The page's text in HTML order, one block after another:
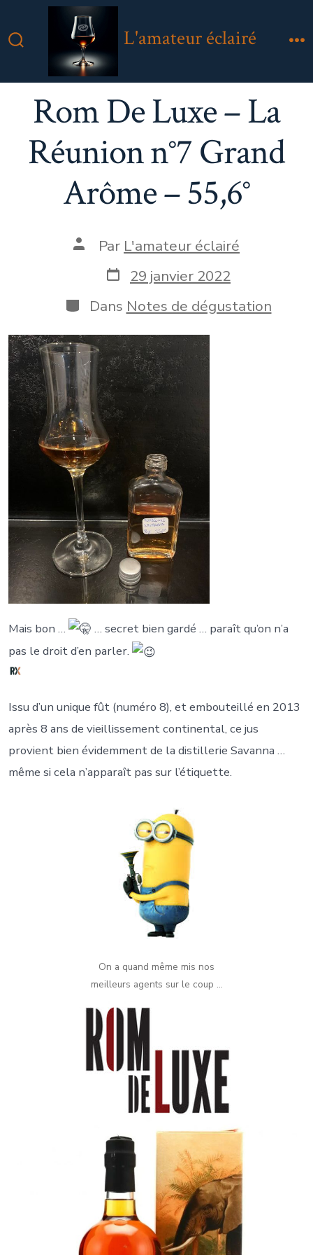
au
Bascule
Rechercher
L'amateur éclairé
Rom De Luxe – La
Réunion n°7 Grand
Arôme – 55,6°
Auteur
publication
Par L'amateur éclairé
Date
de
publication
29 janvier 2022
Catégories
Dans Notes de dégustation
Mais bon …
… secret bien gardé … paraît qu’on n’a
pas le droit d’en parler.
Issu d’un unique fût (numéro 8), et embouteillé en 2013
après 8 ans de vieillissement continental, ce jus
provient bien évidemment de la distillerie Savanna …
même si cela n’apparaît pas sur l’étiquette.
On a quand même mis nos
meilleurs agents sur le coup …